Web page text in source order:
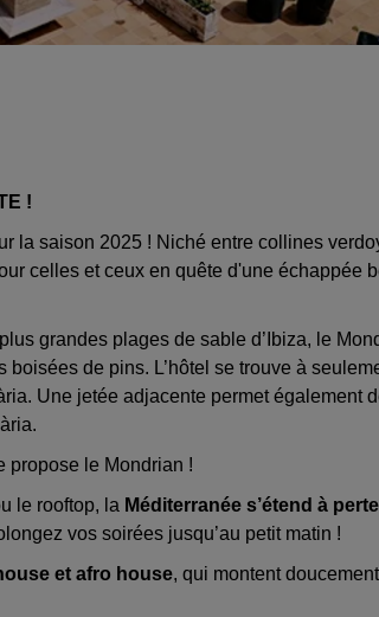
!
la saison 2025 ! Niché entre collines
celles et ceux en quête d'une échappée
grandes plages de sable d’Ibiza, le
de pins. L’hôtel se trouve à
Une jetée adjacente permet également
propose le Mondrian !
le rooftop, la Méditerranée s’étend à
vos soirées jusqu’au petit matin !
et afro house, qui montent